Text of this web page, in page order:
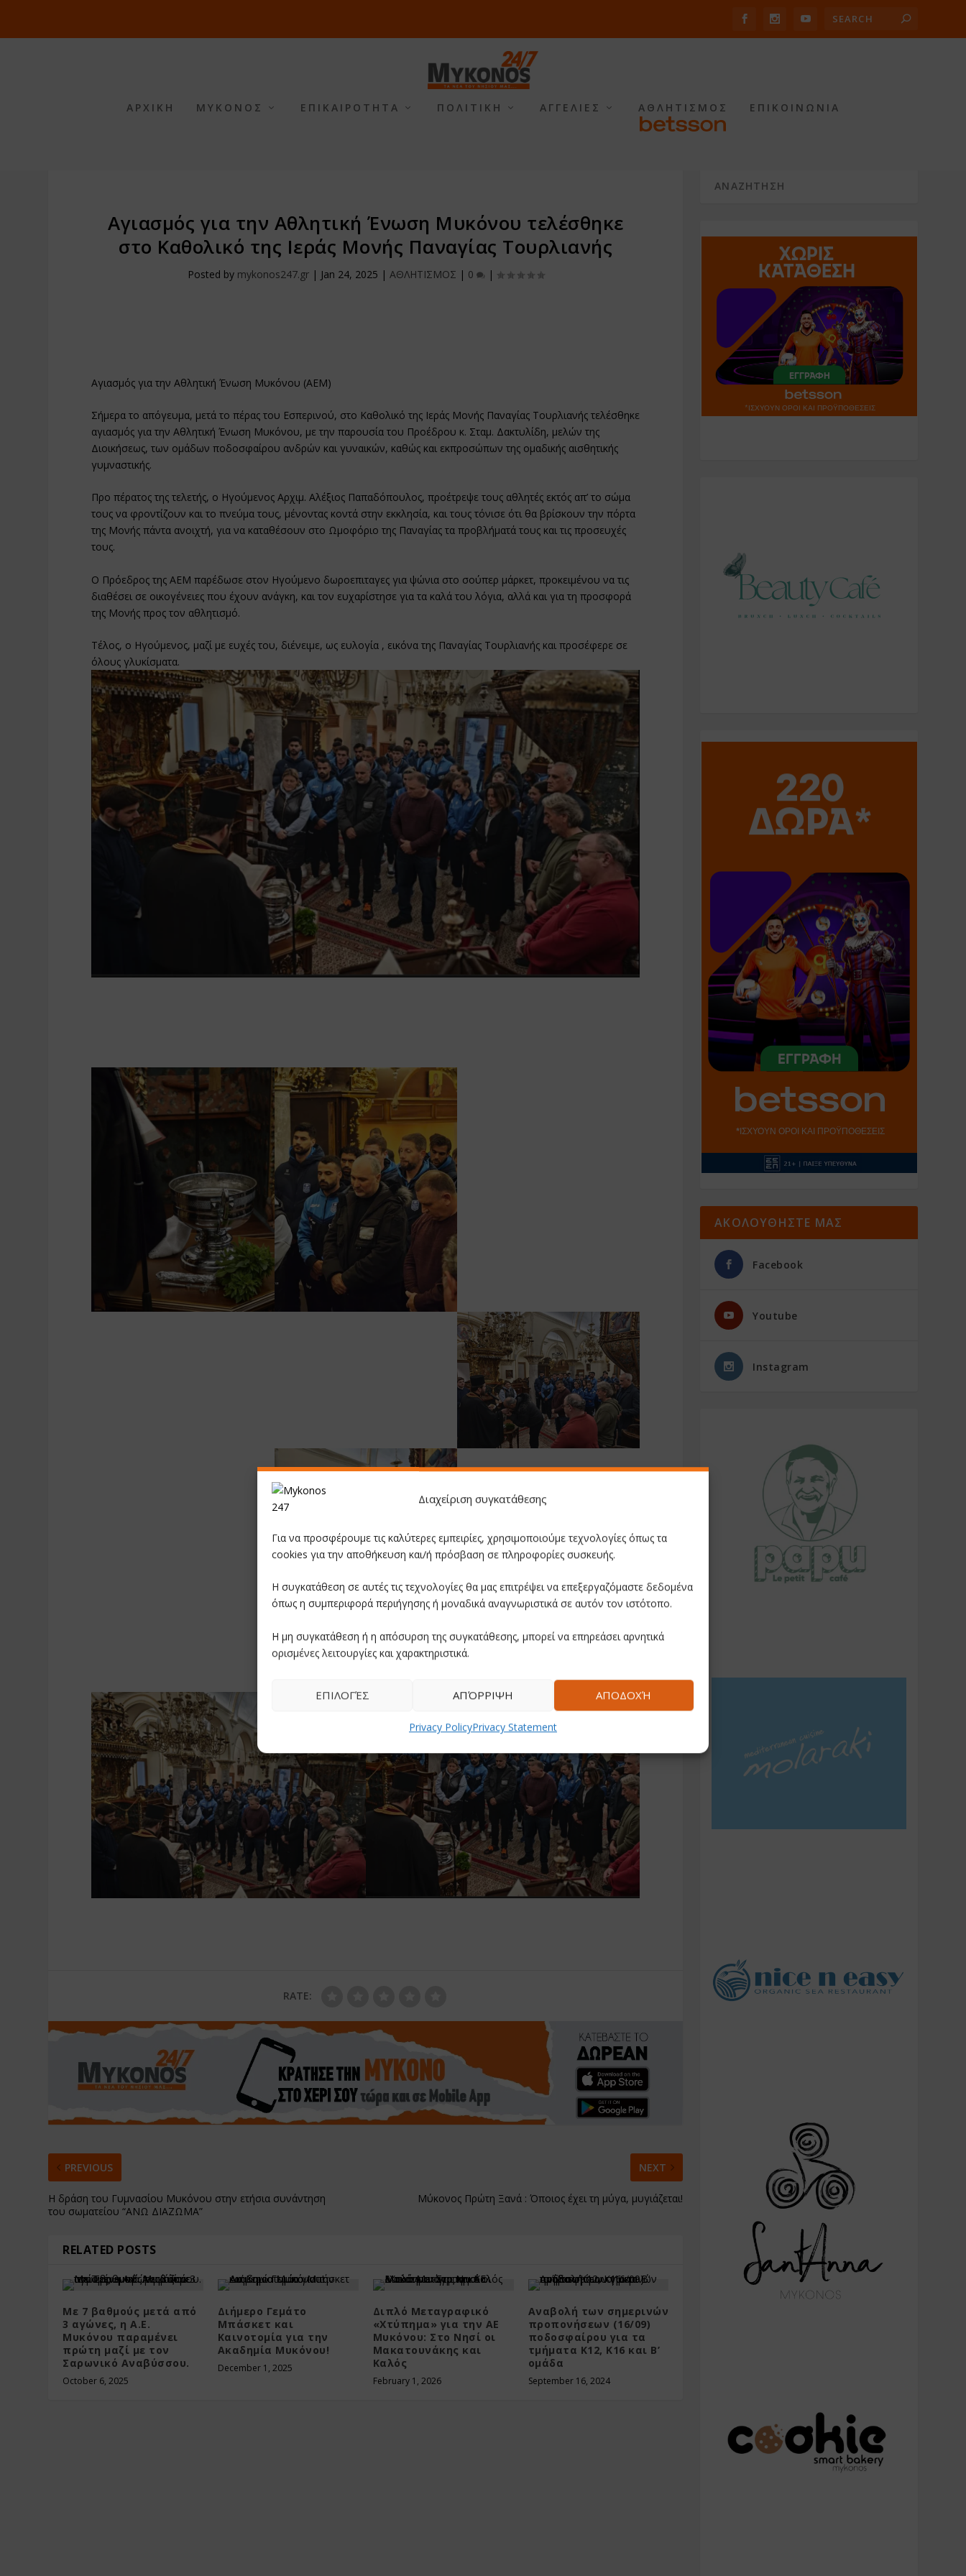
Διαχείριση συγκατάθεσης
Για να προσφέρουμε τις καλύτερες εμπειρίες, χρησιμοποιούμε τεχνολογίες όπως τα
cookies για την αποθήκευση και/ή πρόσβαση σε πληροφορίες συσκευής.
Η συγκατάθεση σε αυτές τις τεχνολογίες θα μας επιτρέψει να επεξεργαζόμαστε δεδομένα
όπως η συμπεριφορά περιήγησης ή μοναδικά αναγνωριστικά σε αυτόν τον ιστότοπο.
Η μη συγκατάθεση ή η απόσυρση της συγκατάθεσης, μπορεί να επηρεάσει αρνητικά
ορισμένες λειτουργίες και χαρακτηριστικά.
ΑΠΟΔΟΧΉ
ΑΠΌΡΡΙΨΗ
ΕΠΙΛΟΓΈΣ
Privacy PolicyPrivacy Statement
ΑΡΧΙΚΗ ΜΥΚΟΝΟΣ ΕΠΙΚΑΙΡΟΤΗΤΑ ΠΟΛΙΤΙΚΗ ΑΓΓΕΛΙΕΣ ΑΘΛΗΤΙΣΜΟΣ ΕΠΙΚΟΙΝΩΝΙΑ
Αγιασμός για την Αθλητική Ένωση Μυκόνου τελέσθηκε
στο Καθολικό της Ιεράς Μονής Παναγίας Τουρλιανής
Posted by mykonos247.gr| Jan 24, 2025 | ΑΘΛΗΤΙΣΜΟΣ | 0 |
Αγιασμός για την Αθλητική Ένωση Μυκόνου (ΑΕΜ)
Σήμερα το απόγευμα, μετά το πέρας του Εσπερινού, στο Καθολικό της Ιεράς Μονής Παναγίας Τουρλιανής τελέσθηκε
αγιασμός για την Αθλητική Ένωση Μυκόνου, με την παρουσία του Προέδρου κ. Σταμ. Δακτυλίδη, μελών της
Διοικήσεως, των ομάδων ποδοσφαίρου ανδρών και γυναικών, καθώς και εκπροσώπων της ομαδικής αισθητικής
γυμναστικής.
Προ πέρατος της τελετής, ο Ηγούμενος Αρχιμ. Αλέξιος Παπαδόπουλος, προέτρεψε τους αθλητές εκτός απ’ το σώμα
τους να φροντίζουν και το πνεύμα τους, μένοντας κοντά στην εκκλησία, και τους τόνισε ότι θα βρίσκουν την πόρτα
της Μονής πάντα ανοιχτή, για να καταθέσουν στο Ωμοφόριο της Παναγίας τα προβλήματά τους και τις προσευχές
τους.
Ο Πρόεδρος της ΑΕΜ παρέδωσε στον Ηγούμενο δωροεπιταγες για ψώνια στο σούπερ μάρκετ, προκειμένου να τις
διαθέσει σε οικογένειες που έχουν ανάγκη, και τον ευχαρίστησε για τα καλά του λόγια, αλλά και για τη προσφορά
της Μονής προς τον αθλητισμό.
Τέλος, ο Ηγούμενος, μαζί με ευχές του, διένειμε, ως ευλογία , εικόνα της Παναγίας Τουρλιανής και προσέφερε σε
όλους γλυκίσματα.
RATE:
PREVIOUS
Η δράση του Γυμνασίου Μυκόνου στην ετήσια συνάντηση
του σωματείου “ΑΝΩ ΔΙΑΖΩΜΑ”
NEXT
Μύκονος Πρώτη Ξανά : Όποιος έχει τη μύγα, μυγιάζεται!
RELATED POSTS
Με 7 βαθμούς μετά από
3 αγώνες, η Α.Ε.
Μυκόνου παραμένει
πρώτη μαζί με τον
Σαρωνικό Αναβύσσου.
October 6, 2025
Διήμερο Γεμάτο
Μπάσκετ και
Καινοτομία για την
Ακαδημία Μυκόνου!
December 1, 2025
Διπλό Μεταγραφικό
«Χτύπημα» για την ΑΕ
Μυκόνου: Στο Νησί οι
Μακατουνάκης και
Καλός
February 1, 2026
Αναβολή των σημερινών
προπονήσεων (16/09)
ποδοσφαίρου για τα
τμήματα Κ12, Κ16 και Β’
ομάδα
September 16, 2024
ΑΚΟΛΟΥΘΗΣΤΕ ΜΑΣ
Facebook
Youtube
Instagram